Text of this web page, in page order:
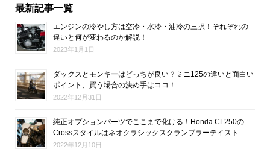
最新記事一覧
エンジンの冷やし方は空冷・水冷・油冷の三択！それぞれの
違いと何が変わるのか解説！
2023年1月1日
ダックスとモンキーはどっちが良い？ミニ125の違いと面白い
ポイント、買う場合の決め手はココ！
2022年12月31日
純正オプションパーツでここまで化ける！Honda CL250の
Crossスタイルはネオクラシックスクランブラーテイスト
2022年12月10日